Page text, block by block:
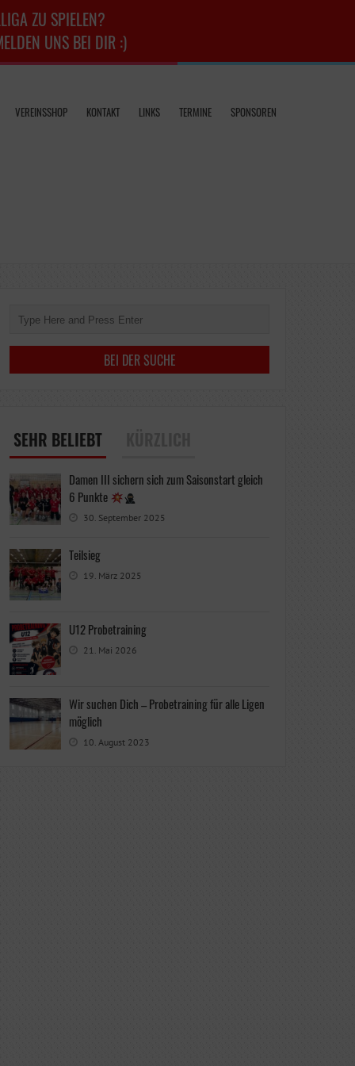
ZU SPIELEN?
UNS BEI DIR :)
VEREINSSHOP KONTAKT LINKS TERMINE SPONSOREN
SEHR BELIEBT
Damen III sichern sich zum Saisonstart gleich
6 Punkte
30. September 2025
Teilsieg
19. März 2025
U12 Probetraining
21. Mai 2026
Wir suchen Dich – Probetraining für alle Ligen
möglich
10. August 2023